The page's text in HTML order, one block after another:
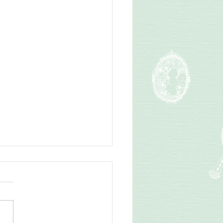
レッスン
うにリズムを打つ生徒さ